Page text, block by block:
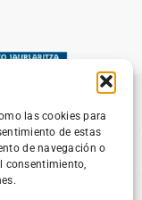
las cookies para
de estas
de navegación o
consentimiento,